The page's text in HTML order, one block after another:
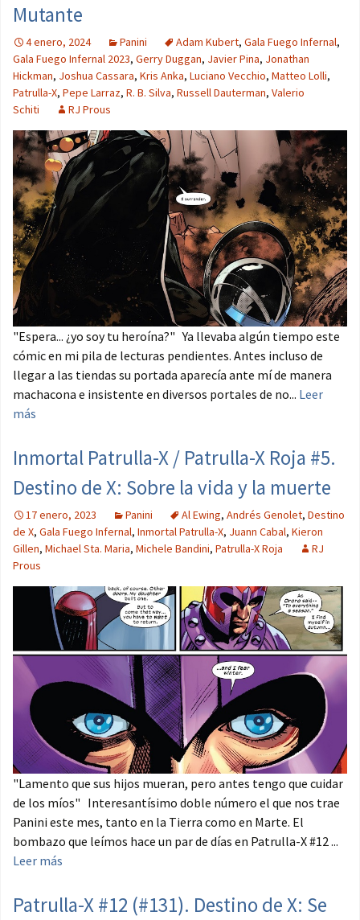
Mutante
4 enero, 2024 Panini Adam Kubert, Gala Fuego Infernal,
Gala Fuego Infernal 2023, Gerry Duggan, Javier Pina, Jonathan
Hickman, Joshua Cassara, Kris Anka, Luciano Vecchio, Matteo Lolli,
Patrulla-X, Pepe Larraz, R. B. Silva, Russell Dauterman, Valerio
Schiti
RJ Prous
"Espera... ¿yo soy tu heroína?" Ya llevaba algún tiempo este
cómic en mi pila de lecturas pendientes. Antes incluso de
llegar a las tiendas su portada aparecía ante mí de manera
machacona e insistente en diversos portales de no... Leer
más
Inmortal Patrulla-X / Patrulla-X Roja #5.
Destino de X: Sobre la vida y la muerte
17 enero, 2023 Panini Al Ewing, Andrés Genolet, Destino
de X, Gala Fuego Infernal, Inmortal Patrulla-X, Juann Cabal, Kieron
Gillen, Michael Sta. Maria, Michele Bandini, Patrulla-X Roja
RJ
Prous
"Lamento que sus hijos mueran, pero antes tengo que cuidar
de los míos" Interesantísimo doble número el que nos trae
Panini este mes, tanto en la Tierra como en Marte. El
bombazo que leímos hace un par de días en Patrulla-X #12 ...
Leer más
Patrulla-X #12 (#131). Destino de X: Se